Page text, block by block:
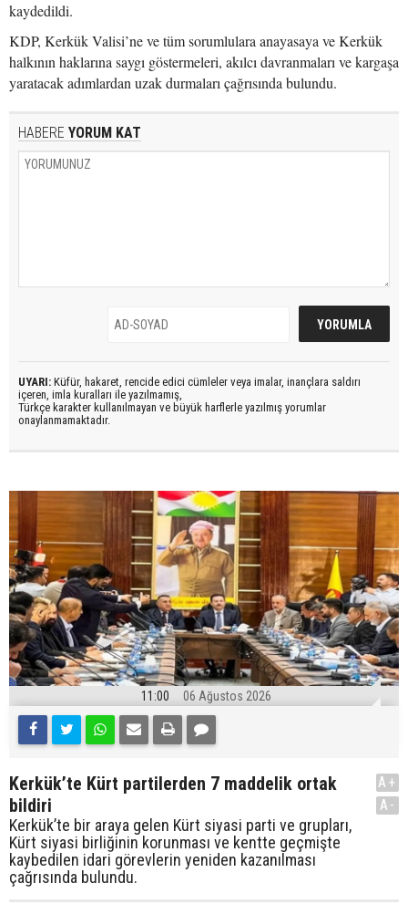
kaydedildi.
KDP, Kerkük Valisi’ne ve tüm sorumlulara anayasaya ve Kerkük
halkının haklarına saygı göstermeleri, akılcı davranmaları ve kargaşa
yaratacak adımlardan uzak durmaları çağrısında bulundu.
HABERE YORUM KAT
UYARI: Küfür, hakaret, rencide edici cümleler veya imalar, inançlara saldırı
içeren, imla kuralları ile yazılmamış,
Türkçe karakter kullanılmayan ve büyük harflerle yazılmış yorumlar
onaylanmamaktadır.
11:00 06 Ağustos 2026
Kerkük’te Kürt partilerden 7 maddelik ortak
bildiri
Kerkük’te bir araya gelen Kürt siyasi parti ve grupları,
Kürt siyasi birliğinin korunması ve kentte geçmişte
kaybedilen idari görevlerin yeniden kazanılması
çağrısında bulundu.
A+
A-